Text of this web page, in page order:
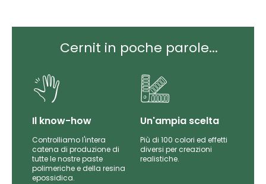
Cernit in poche parole...
Il know-how
Controlliamo l'intera
catena di produzione di
tutte le nostre paste
polimeriche e della resina
epossidica.
Un'ampia scelta
Più di 100 colori ed effetti
diversi per creazioni
realistiche.